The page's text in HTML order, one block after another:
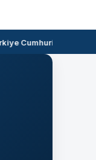
Cumhuriyeti -Irak